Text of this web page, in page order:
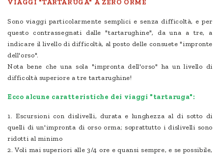
VIAGGI "TARTARUGA" A ZERO ORME
Sono viaggi particolarmente semplici e senza difficoltà, e per
questo contrassegnati dalle "tartarughine", da una a tre, a
indicare il livello di difficoltà, al posto delle consuete "impronte
dell'orso".
Nota bene che una sola "impronta dell'orso" ha un livello di
difficoltà superiore a tre tartarughine!
Ecco alcune caratteristiche dei viaggi "tartaruga":
1. Escursioni con dislivelli, durata e lunghezza al di sotto di
quelli di un'impronta di orso orma; soprattutto i dislivelli sono
ridotti al minimo
2. Voli mai superiori alle 3/4 ore e quansi sempre, e se possibile,